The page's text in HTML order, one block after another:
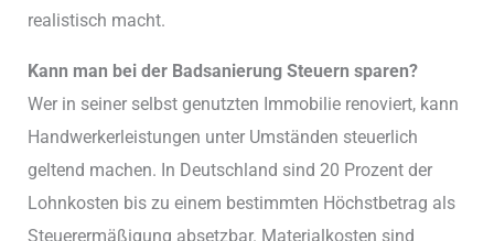
realistisch macht.
Kann man bei der Badsanierung Steuern sparen?
Wer in seiner selbst genutzten Immobilie renoviert, kann
Handwerkerleistungen unter Umständen steuerlich
geltend machen. In Deutschland sind 20 Prozent der
Lohnkosten bis zu einem bestimmten Höchstbetrag als
Steuerermäßigung absetzbar. Materialkosten sind